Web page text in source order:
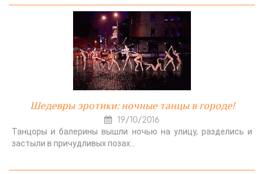
Шедевры эротики: ночные танцы в городе!
19/10/2016
Танцоры и балерины вышли ночью на улицу, разделись и
застыли в причудливых позах…